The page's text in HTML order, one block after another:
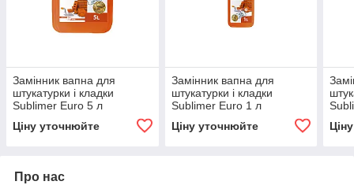
Замінник вапна для
штукатурки і кладки
Sublimer Euro 5 л
Ціну уточнюйте
Замінник вапна для
штукатурки і кладки
Sublimer Euro 1 л
Ціну уточнюйте
Про нас